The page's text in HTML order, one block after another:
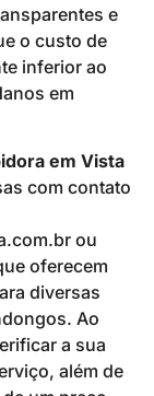
e
o custo de
inferior ao
em
em Vista
com contato
ou
oferecem
diversas
Ao
a sua
além de